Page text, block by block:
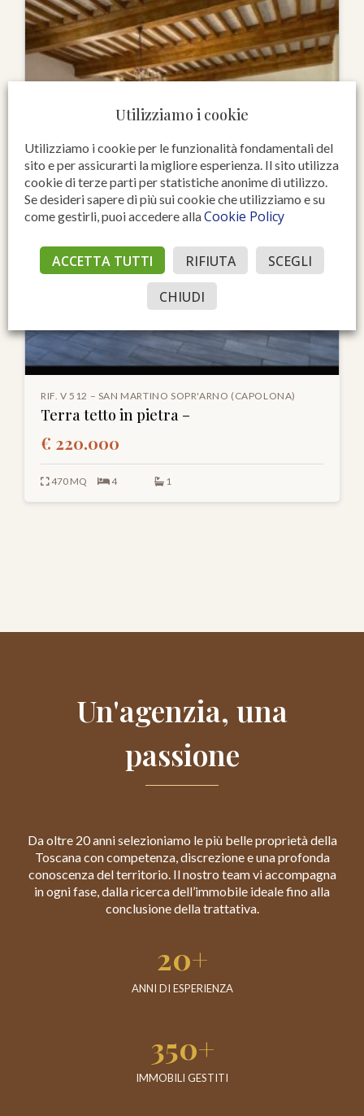
RIF. V 512 – SAN MARTINO SOPR'ARNO (CAPOLONA)
Terra tetto in pietra –
€ 220.000
470 MQ 4 1
Un'agenzia, una
passione
Da oltre 20 anni selezioniamo le più belle proprietà della
Toscana con competenza, discrezione e una profonda
conoscenza del territorio. Il nostro team vi accompagna
in ogni fase, dalla ricerca dell’immobile ideale fino alla
conclusione della trattativa.
20+
ANNI DI ESPERIENZA
350+
IMMOBILI GESTITI
Utilizziamo i cookie
Utilizziamo i cookie per le funzionalità fondamentali del
sito e per assicurarti la migliore esperienza. Il sito utilizza
cookie di terze parti per statistiche anonime di utilizzo.
Se desideri sapere di più sui cookie che utilizziamo e su
come gestirli, puoi accedere allaCookie Policy
ACCETTA TUTTI RIFIUTA
SCEGLI
CHIUDI